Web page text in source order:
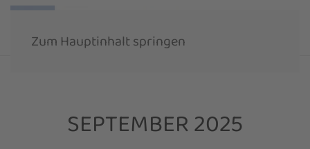
Zum Hauptinhalt springen
SEPTEMBER 2025